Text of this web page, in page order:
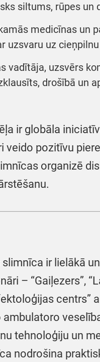
siltums, rūpes un
medicīnas un
uzsvaru uz
vadītāja, uzsvērs
drošībā un
ir globāla
veido pozitīvu
organizē
ir lielākā
– “Gaiļezers”,
tehnoloģiju un
nodrošina